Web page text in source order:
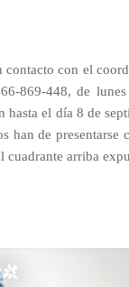
contacto con el
869-448, de
hasta el día 8 de
han de
cuadrante arriba